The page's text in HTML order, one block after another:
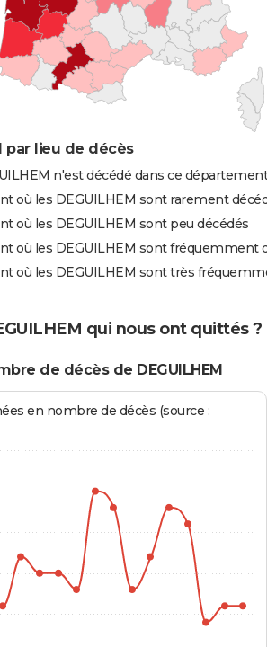
par lieu de décès
n'est décédé dans ce département
où les DEGUILHEM sont rarement
où les DEGUILHEM sont peu décédés
où les DEGUILHEM sont fréquemment
où les DEGUILHEM sont très
qui nous ont quittés ?
de décès de DEGUILHEM
en nombre de décès (source :